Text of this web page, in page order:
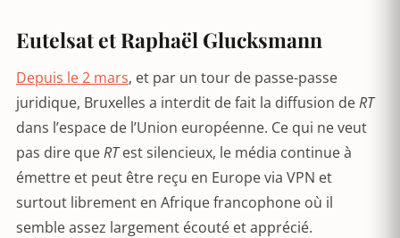
Eutelsat et Raphaël Glucksmann
Depuis le 2 mars, et par un tour de passe-passe
juridique, Bruxelles a interdit de fait la diffusion deRT
dans l’espace de l’Union européenne. Ce qui ne veut
pas dire queRTest silencieux, le média continue à
émettre et peut être reçu en Europe via VPN et
surtout librement en Afrique francophone où il
semble assez largement écouté et apprécié.